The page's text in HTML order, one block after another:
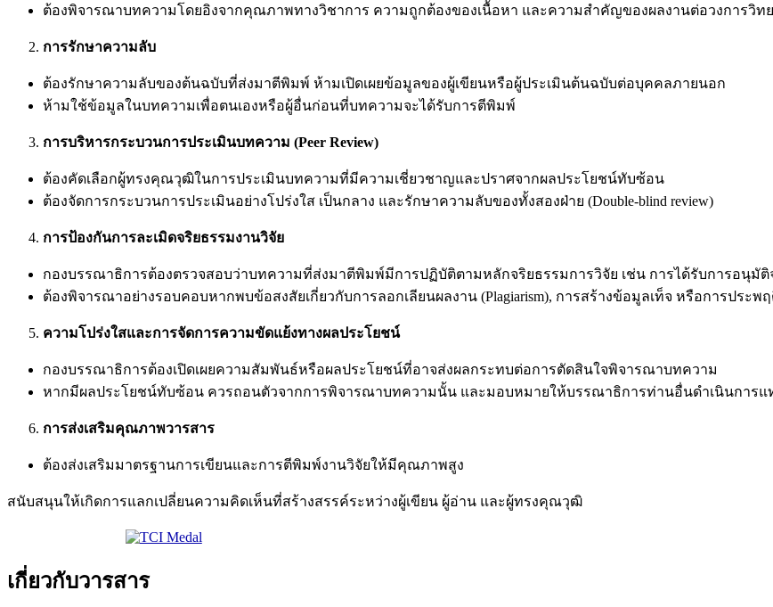
ต้องพิจารณาบทความโดยอิงจากคุณภาพทางวิชาการ ความถูกต้องของเนื้อหา และความสำคัญของผลงานต่อวงการวิ
การรักษาความลับ
ต้องรักษาความลับของต้นฉบับที่ส่งมาตีพิมพ์ ห้ามเปิดเผยข้อมูลของผู้เขียนหรือผู้ประเมินต้นฉบับต่อบุคคลภายนอก
ห้ามใช้ข้อมูลในบทความเพื่อตนเองหรือผู้อื่นก่อนที่บทความจะได้รับการตีพิมพ์
การบริหารกระบวนการประเมินบทความ (Peer Review)
ต้องคัดเลือกผู้ทรงคุณวุฒิในการประเมินบทความที่มีความเชี่ยวชาญและปราศจากผลประโยชน์ทับซ้อน
ต้องจัดการกระบวนการประเมินอย่างโปร่งใส เป็นกลาง และรักษาความลับของทั้งสองฝ่าย (Double-blind review)
การป้องกันการละเมิดจริยธรรมงานวิจัย
กองบรรณาธิการต้องตรวจสอบว่าบทความที่ส่งมาตีพิมพ์มีการปฏิบัติตามหลักจริยธรรมการวิจัย เช่น การได้รับการอนุมั
ต้องพิจารณาอย่างรอบคอบหากพบข้อสงสัยเกี่ยวกับการลอกเลียนผลงาน (Plagiarism), การสร้างข้อมูลเท็จ หรือการประพ
ความโปร่งใสและการจัดการความขัดแย้งทางผลประโยชน์
กองบรรณาธิการต้องเปิดเผยความสัมพันธ์หรือผลประโยชน์ที่อาจส่งผลกระทบต่อการตัดสินใจพิจารณาบทความ
หากมีผลประโยชน์ทับซ้อน ควรถอนตัวจากการพิจารณาบทความนั้น และมอบหมายให้บรรณาธิการท่านอื่นดำเนินการแ
การส่งเสริมคุณภาพวารสาร
ต้องส่งเสริมมาตรฐานการเขียนและการตีพิมพ์งานวิจัยให้มีคุณภาพสูง
สนับสนุนให้เกิดการแลกเปลี่ยนความคิดเห็นที่สร้างสรรค์ระหว่างผู้เขียน ผู้อ่าน และผู้ทรงคุณวุฒิ
เกี่ยวกับวารสาร